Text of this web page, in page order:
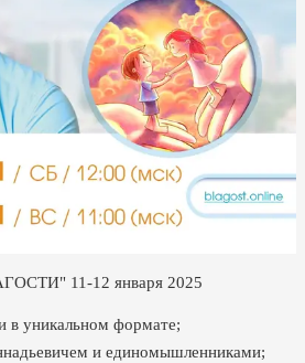
11-12 января 2025
в уникальном формате;
и единомышленниками;